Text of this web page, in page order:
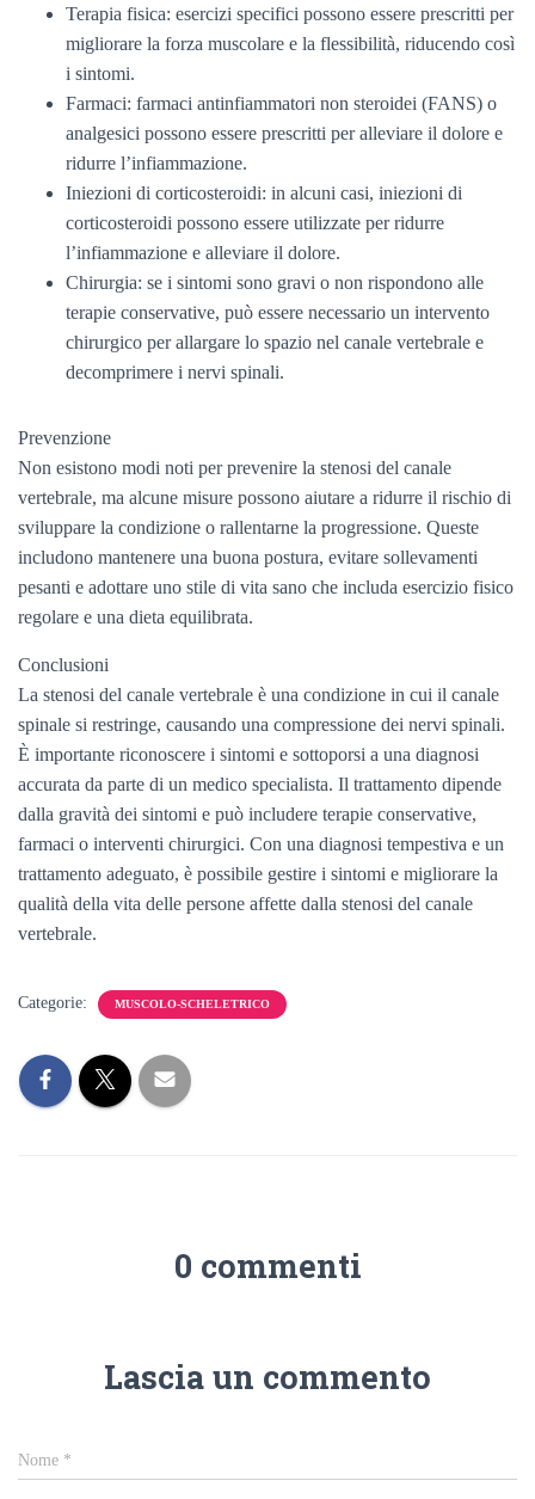
Terapia fisica: esercizi specifici possono essere prescritti per
migliorare la forza muscolare e la flessibilità, riducendo così
i sintomi.
Farmaci: farmaci antinfiammatori non steroidei (FANS) o
analgesici possono essere prescritti per alleviare il dolore e
ridurre l’infiammazione.
Iniezioni di corticosteroidi: in alcuni casi, iniezioni di
corticosteroidi possono essere utilizzate per ridurre
l’infiammazione e alleviare il dolore.
Chirurgia: se i sintomi sono gravi o non rispondono alle
terapie conservative, può essere necessario un intervento
chirurgico per allargare lo spazio nel canale vertebrale e
decomprimere i nervi spinali.
Prevenzione
Non esistono modi noti per prevenire la stenosi del canale
vertebrale, ma alcune misure possono aiutare a ridurre il rischio di
sviluppare la condizione o rallentarne la progressione. Queste
includono mantenere una buona postura, evitare sollevamenti
pesanti e adottare uno stile di vita sano che includa esercizio fisico
regolare e una dieta equilibrata.
Conclusioni
La stenosi del canale vertebrale è una condizione in cui il canale
spinale si restringe, causando una compressione dei nervi spinali.
È importante riconoscere i sintomi e sottoporsi a una diagnosi
accurata da parte di un medico specialista. Il trattamento dipende
dalla gravità dei sintomi e può includere terapie conservative,
farmaci o interventi chirurgici. Con una diagnosi tempestiva e un
trattamento adeguato, è possibile gestire i sintomi e migliorare la
qualità della vita delle persone affette dalla stenosi del canale
vertebrale.
Categorie: MUSCOLO-SCHELETRICO
0 commenti
Lascia un commento
Nome *